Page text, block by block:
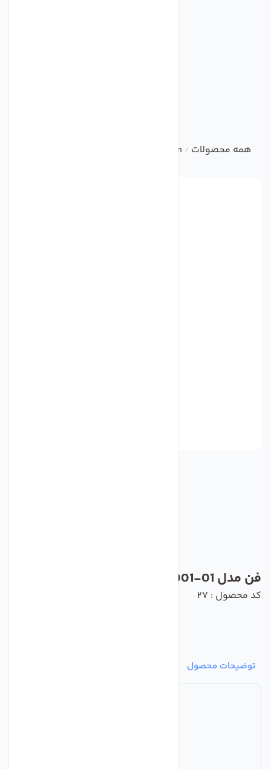
همه محصولات /
ebm
فن مدل W4D710-ND01-01 برند ebmpapst
کد محصول : 27
توضیحات محصول